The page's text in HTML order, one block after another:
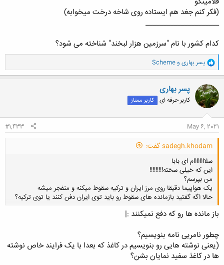
(فکر کنم جغد هم ایستاده روی شاخه درخت میخوابه)
_____________________
کدام کشور با نام "سرزمین هزار لبخند" شناخته می شود؟
و
ا
ک
ن
ش
ه
ا
پسر بهاری وScheme
پسر بهاری
کاربر حرفه ای کاربر ممتاز
May 6, 2021
#1,433
sadegh.khodam گفت:
سلاااااااام ای بابا
این که خیلی سخته!!!!!!!!!
من بپرسم؟
یک هواپیما دقیقا روی مرز ایران و ترکیه سقوط میکنه و منفجر میشه
حالا اگه گفتید بازمانده های سقوط رو باید توی ایران دفن کنند یا توی ترکیه؟
باز مانده ها رو که دفع نمیکنند :|
چطور نامریی نامه بنویسیم؟
(یعنی نوشته هایی رو بنویسیم در کاغذ که بعدا با یک فرایند خاص نوشته
ها در کاغذ سفید نمایان بشن؟